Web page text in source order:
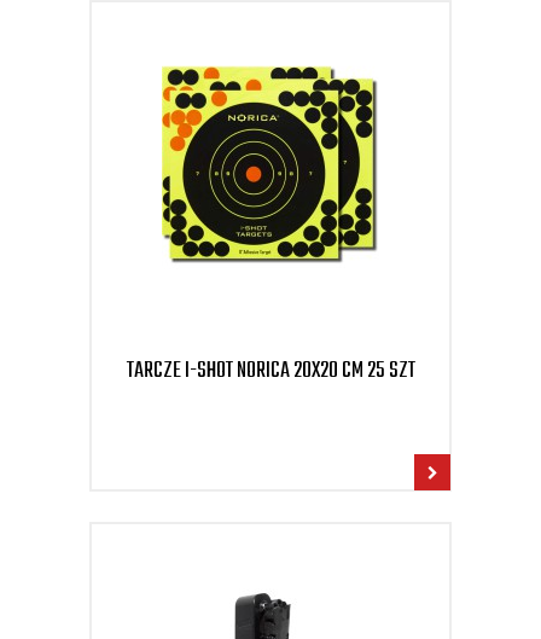
TARCZE I-SHOT NORICA 20X20 CM 25 SZT